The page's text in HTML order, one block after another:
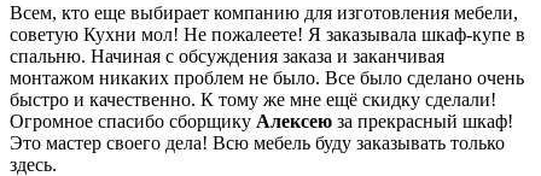
Всем, кто еще выбирает компанию для изготовления мебели,
советую Кухни мол! Не пожалеете! Я заказывала шкаф-купе в
спальню. Начиная с обсуждения заказа и заканчивая
монтажом никаких проблем не было. Все было сделано очень
быстро и качественно. К тому же мне ещё скидку сделали!
Огромное спасибо сборщику Алексею за прекрасный шкаф!
Это мастер своего дела! Всю мебель буду заказывать только
здесь.